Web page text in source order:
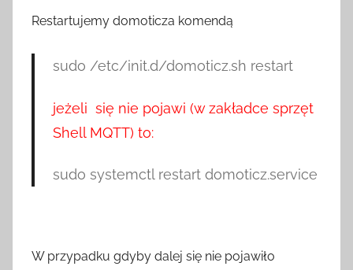
Restartujemy domoticza komendą
sudo /etc/init.d/domoticz.sh restart
jeżeli się nie pojawi (w zakładce sprzęt
Shell MQTT) to:
sudo systemctl restart domoticz.service
W przypadku gdyby dalej się nie pojawiło